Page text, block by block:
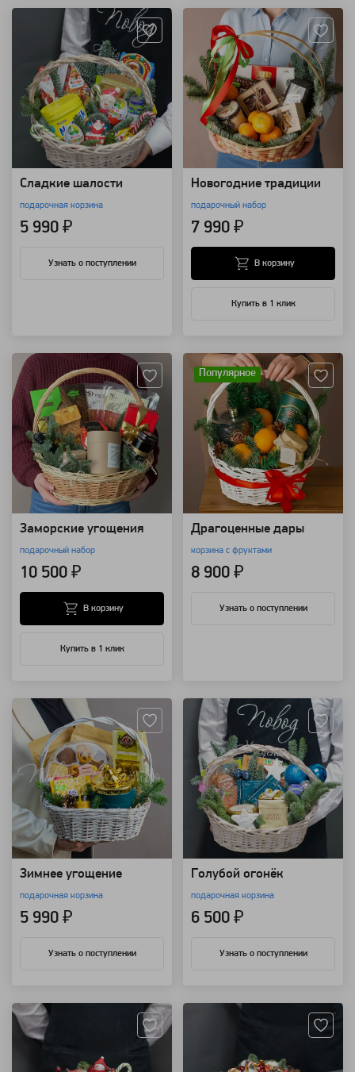
Сладкие шалости
подарочная корзина
5 990 ₽
Узнать о поступлении
Новогодние традиции
подарочный набор
7 990 ₽
Купить в 1 клик
В корзину
Заморские угощения
подарочный набор
10 500 ₽
Купить в 1 клик
В корзину
Популярное
Драгоценные дары
корзина с фруктами
8 900 ₽
Узнать о поступлении
Зимнее угощение
подарочная корзина
5 990 ₽
Узнать о поступлении
Голубой огонёк
подарочная корзина
6 500 ₽
Узнать о поступлении